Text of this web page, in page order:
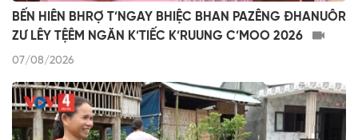
BẾN HIÊN BHRỢ T’NGAY BHIỆC BHAN PAZÊNG ĐHANUÔR
ZƯ LÊY TỆÊM NGĂN K’TIẾC K’RUUNG C’MOO 2026
07/08/2026